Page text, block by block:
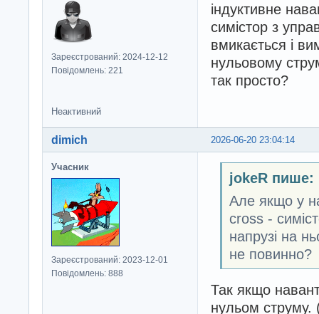
Зареєстрований: 2024-12-12
Повідомлень: 221
індуктивне
симістор з
вмикається і
нульовому
так просто?
Неактивний
2026-06-20 23:04:14
dimich
Учасник
Зареєстрований: 2023-12-01
Повідомлень: 888
jokeR пише:
Але якщо у
cross -
напрузі на
не повинно?
Так якщо
нульом струму.